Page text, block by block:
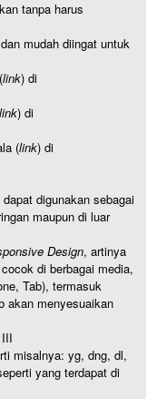
tanpa harus
mudah diingat untuk
link) di
link) di
(link) di
digunakan sebagai
maupun di luar
Design, artinya
di berbagai media,
Tab), termasuk
akan menyesuaikan
misalnya: yg, dng, dl,
yang terdapat di